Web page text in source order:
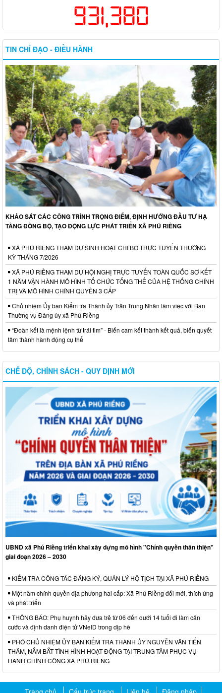
931,380
TIN CHỈ ĐẠO - ĐIỀU HÀNH
KHẢO SÁT CÁC CÔNG TRÌNH TRỌNG ĐIỂM, ĐỊNH HƯỚNG ĐẦU TƯ HẠ
TẦNG ĐỒNG BỘ, TẠO ĐỘNG LỰC PHÁT TRIỂN XÃ PHÚ RIỀNG
XÃ PHÚ RIỀNG THAM DỰ SINH HOẠT CHI BỘ TRỰC TUYẾN THƯỜNG
KỲ THÁNG 7/2026
XÃ PHÚ RIỀNG THAM DỰ HỘI NGHỊ TRỰC TUYẾN TOÀN QUỐC SƠ KẾT
1 NĂM VẬN HÀNH MÔ HÌNH TỔ CHỨC TỔNG THỂ CỦA HỆ THỐNG CHÍNH
TRỊ VÀ MÔ HÌNH CHÍNH QUYỀN 3 CẤP
Chủ nhiệm Ủy ban Kiểm tra Thành ủy Trần Trung Nhân làm việc với Ban
Thường vụ Đảng ủy xã Phú Riềng
“Đoàn kết là mệnh lệnh từ trái tim” - Biến cam kết thành kết quả, biến quyết
tâm thành hành động cụ thể
CHẾ ĐỘ, CHÍNH SÁCH - QUY ĐỊNH MỚI
UBND xã Phú Riềng triển khai xây dựng mô hình "Chính quyền thân thiện"
giai đoạn 2026 – 2030
KIỂM TRA CÔNG TÁC ĐĂNG KÝ, QUẢN LÝ HỘ TỊCH TẠI XÃ PHÚ RIỀNG
Một năm chính quyền địa phương hai cấp: Xã Phú Riềng đổi mới, thích ứng
và phát triển
THÔNG BÁO: Phụ huynh hãy đưa trẻ từ 06 đến dưới 14 tuổi đi làm căn
cước và định danh điện tử VNeID trong dịp hè
PHÓ CHỦ NHIỆM ỦY BAN KIỂM TRA THÀNH ỦY NGUYỄN VĂN TIẾN
THĂM, NẮM BẮT TÌNH HÌNH HOẠT ĐỘNG TẠI TRUNG TÂM PHỤC VỤ
HÀNH CHÍNH CÔNG XÃ PHÚ RIỀNG